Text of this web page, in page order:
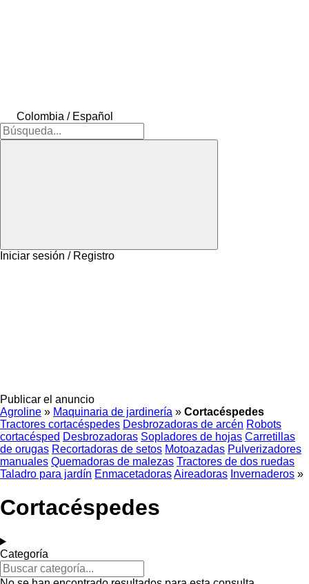
Colombia / Español
Iniciar sesión / Registro
Publicar el anuncio
Agroline » Maquinaria de jardinería » Cortacéspedes
Tractores cortacéspedes Desbrozadoras de arcén Robots
cortacésped Desbrozadoras Sopladores de hojas Carretillas
de orugas Recortadoras de setos Motoazadas Pulverizadores
manuales Quemadoras de malezas Tractores de dos ruedas
Taladro para jardín EnmacetadorasAireadoras Invernaderos »
Cortacéspedes
Categoría